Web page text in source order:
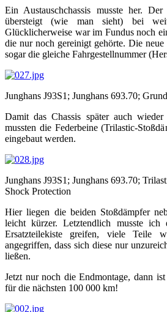
Ein Austauschchassis musste her.
übersteigt (wie man sieht) bei
Glücklicherweise war im Fundus noch
die nur noch gereinigt gehörte. Die
sogar die gleiche Fahrgestellnummer
Junghans J93S1; Junghans 693.70;
Damit das Chassis später auch
mussten die Federbeine (Trilastic-
eingebaut werden.
Junghans J93S1; Junghans 693.70;
Shock Protection
Hier liegen die beiden Stoßdämpfer
leicht kürzer. Letztendlich musste
Ersatzteilekiste greifen, viele Teile
angegriffen, dass sich diese nur
ließen.
Jetzt nur noch die Endmontage, dann
für die nächsten 100 000 km!